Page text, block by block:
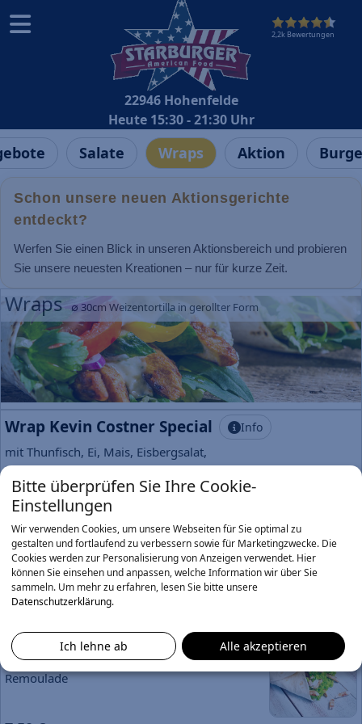
2,2k Bewertungen
22946 Hohenfelde
Heute 15:30 - 21:30 Uhr
Salate Wraps Aktion
Schon unsere neuen Aktionsgerichte
entdeckt?
Werfen Sie einen Blick in unseren Aktionsbereich und probieren
Sie unsere neuesten Kreationen – nur für kurze Zeit.
Wraps ∅ 30cm Weizentortilla in gerollter Form
Wrap Kevin Costner Special Info
mit Thunfisch, Ei, Mais, Eisbergsalat,
Mayonnaise und einem Hauch Honig-Senf-
Dressing
7,90 €
Wrap Barry White Info
mit Paprika, Mais, Tomaten, Gurken,
Eisbergsalat, Ruccola und Honig-Senf-Dressing
7,90 €
Wrap Skyline Info
mit frischem Salat, Hähnchenbruststreifen und
Remoulade
Bitte überprüfen Sie Ihre Cookie-
Einstellungen
Wir verwenden Cookies, um unsere Webseiten für Sie optimal zu
gestalten und fortlaufend zu verbessern sowie für Marketingzwecke. Die
Cookies werden zur Personalisierung von Anzeigen verwendet. Hier
können Sie einsehen und anpassen, welche Information wir über Sie
sammeln. Um mehr zu erfahren, lesen Sie bitte unsere
Datenschutzerklärung.
Ich lehne ab Alle akzeptieren